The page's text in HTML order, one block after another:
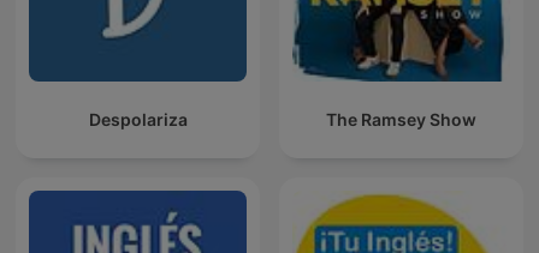
Despolariza The Ramsey Show